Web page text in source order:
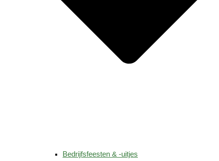
Bedrijfsfeesten & -uitjes